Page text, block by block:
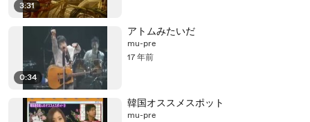
3:31
0:34
アトムみたいだ
mu-pre
17 年前
韓国オススメスポット
mu-pre